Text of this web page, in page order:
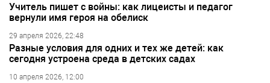
Учитель пишет с войны: как лицеисты и педагог
вернули имя героя на обелиск
29 апреля 2026, 22:48
Разные условия для одних и тех же детей: как
сегодня устроена среда в детских садах
10 апреля 2026, 12:00